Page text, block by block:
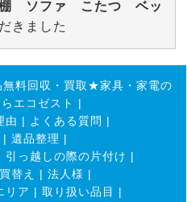
棚 ソファ こたつ ベッ
きました
料回収・買取★家具・家電の
エコゼスト
|
由 | よくある質問 |
| 遺品整理 |
引っ越しの際の片付け |
替え | 法人様 |
リア | 取り扱い品目
|